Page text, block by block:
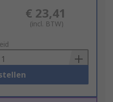
€ 23,41
(incl. BTW)